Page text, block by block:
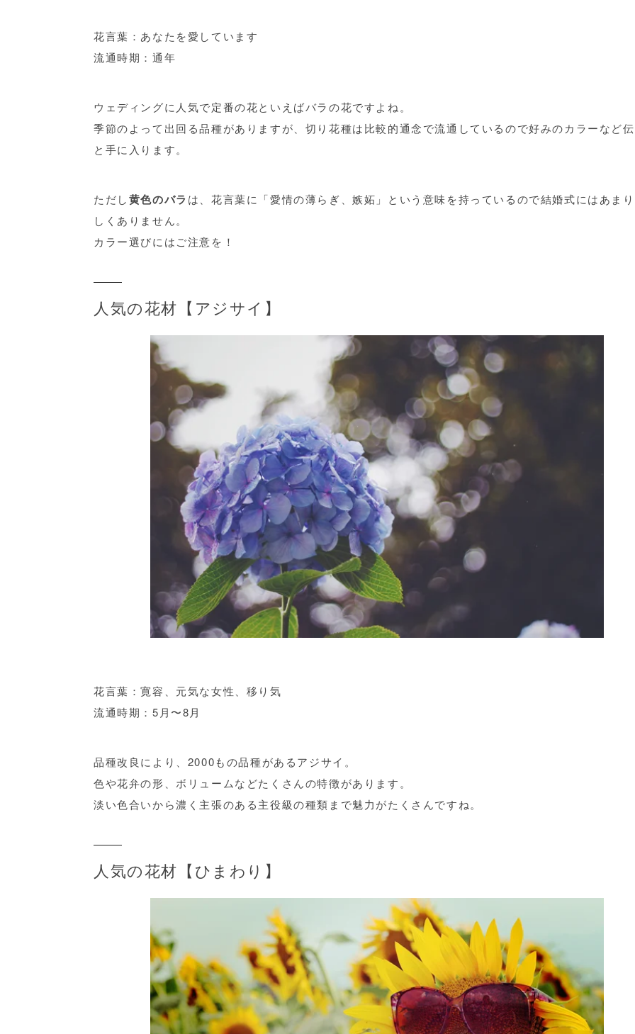
花言葉：あなたを愛しています
流通時期：通年
ウェディングに人気で定番の花といえばバラの花ですよね。
季節のよって出回る品種がありますが、切り花種は比較的通念で流通しているので好みのカラーなど
と手に入ります。
ただし黄色のバラ は、花言葉に 「愛情の薄らぎ、嫉妬」 という意味を持っているので結婚式にはあま
しくありません。
カラー選びにはご注意を！
人気の花材【アジサイ】
花言葉：寛容、元気な女性、移り気
流通時期：5月〜8月
品種改良により、2000もの品種があるアジサイ。
色や花弁の形、ボリュームなどたくさんの特徴があります。
淡い色合いから濃く主張のある主役級の種類まで魅力がたくさんですね。
人気の花材【ひまわり】